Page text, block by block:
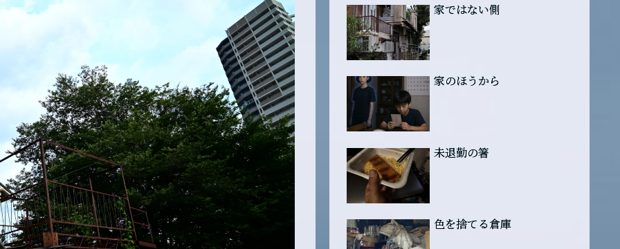
家ではない側
家のほうから
未退勤の箸
色を捨てる倉庫